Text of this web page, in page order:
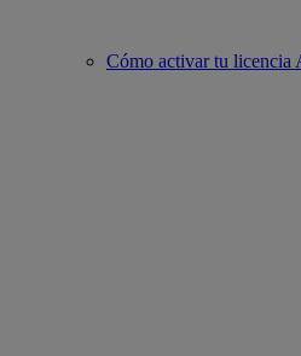
Cómo activar tu licencia